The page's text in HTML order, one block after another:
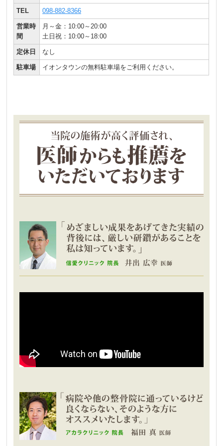
TEL 098-882-8366
営業時
間
月～金：10:00～20:00
土日祝：10:00～18:00
定休日 なし
駐車場 イオンタウンの無料駐車場をご利用ください。